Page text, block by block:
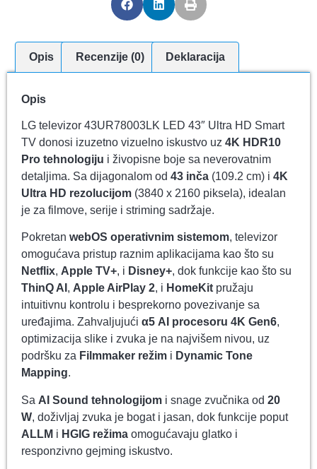
Opis Recenzije (0) Deklaracija
Opis
LG televizor 43UR78003LK LED 43″ Ultra HD Smart
TV donosi izuzetno vizuelno iskustvo uz 4K HDR10
Pro tehnologiju i živopisne boje sa neverovatnim
detaljima. Sa dijagonalom od 43 inča (109.2 cm) i 4K
Ultra HD rezolucijom (3840 x 2160 piksela), idealan
je za filmove, serije i striming sadržaje.
Pokretan webOS operativnim sistemom, televizor
omogućava pristup raznim aplikacijama kao što su
Netflix, Apple TV+, i Disney+, dok funkcije kao što su
ThinQ AI , Apple AirPlay 2, i HomeKit pružaju
intuitivnu kontrolu i besprekorno povezivanje sa
uređajima. Zahvaljujući α5 AI procesoru 4K Gen6,
optimizacija slike i zvuka je na najvišem nivou, uz
podršku za Filmmaker režim i Dynamic Tone
Mapping.
Sa AI Sound tehnologijom i snage zvučnika od 20
W, doživljaj zvuka je bogat i jasan, dok funkcije poput
ALLM i HGIG režima omogućavaju glatko i
responzivno gejming iskustvo.